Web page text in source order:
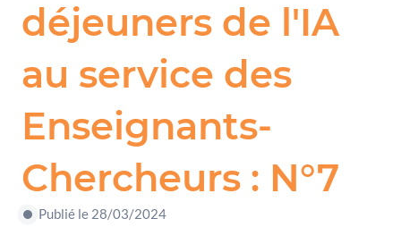
déjeuners de l'IA
au service des
Enseignants-
Chercheurs : N°7
Publié le 28/03/2024